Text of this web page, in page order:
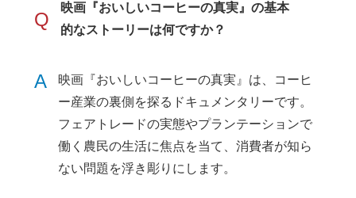
Q
映画『おいしいコーヒーの真実』の基本
的なストーリーは何ですか？
A
映画『おいしいコーヒーの真実』は、コーヒ
ー産業の裏側を探るドキュメンタリーです。
フェアトレードの実態やプランテーションで
働く農民の生活に焦点を当て、消費者が知ら
ない問題を浮き彫りにします。